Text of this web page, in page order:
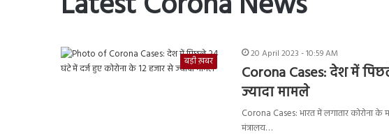
बड़ी ख़बर
20 April 2023 - 10:59 AM
Corona Cases: देश में
ज्यादा मामले
Corona Cases: भारत में लगातार कोरोना के
मंत्रालय…